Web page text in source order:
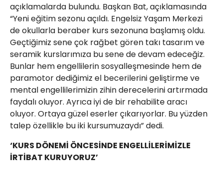
açıklamalarda bulundu. Başkan Bat, açıklamasında
“Yeni eğitim sezonu açıldı. Engelsiz Yaşam Merkezi
de okullarla beraber kurs sezonuna başlamış oldu.
Geçtiğimiz sene çok rağbet gören takı tasarım ve
seramik kurslarımıza bu sene de devam edeceğiz.
Bunlar hem engellilerin sosyalleşmesinde hem de
paramotor dediğimiz el becerilerini geliştirme ve
mental engellilerimizin zihin derecelerini artırmada
faydalı oluyor. Ayrıca iyi de bir rehabilite aracı
oluyor. Ortaya güzel eserler çıkarıyorlar. Bu yüzden
talep özellikle bu iki kursumuzaydı” dedi.
‘KURS DÖNEMİ ÖNCESİNDE ENGELLİLERİMİZLE
İRTİBAT KURUYORUZ’